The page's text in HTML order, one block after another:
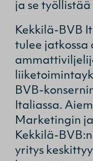
ja se
Kekkilä-BVB
tulee jatkossa
BVB-
Italiassa.
Marketingin
Kekkilä-
yritys